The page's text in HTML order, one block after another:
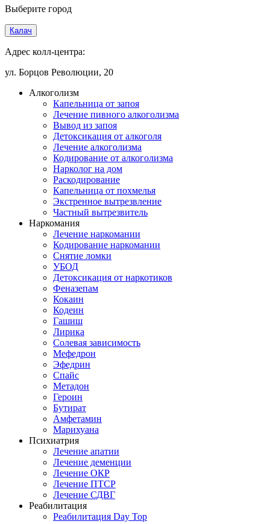
Выберите город
Калач
Адрес колл-центра:
ул. Борцов Революции, 20
Алкоголизм
Капельница от запоя
Лечение пивного алкоголизма
Вывод из запоя
Детоксикация от алкоголя
Лечение алкоголизма
Кодирование от алкоголизма
Нарколог на дом
Раскодирование
Капельница от похмелья
Экстренное вытрезвление
Частный вытрезвитель
Наркомания
Лечение наркомании
Кодирование наркомании
Снятие ломки
УБОД
Детоксикация от наркотиков
Феназепам
Кокаин
Кодеин
Гашиш
Лирика
Солевая зависимость
Мефедрон
Эфедрин
Спайс
Метадон
Героин
Бутират
Амфетамин
Марихуана
Психиатрия
Лечение апатии
Лечение деменции
Лечение ОКР
Лечение ПТСР
Лечение СДВГ
Реабилитация
Реабилитация Day Top